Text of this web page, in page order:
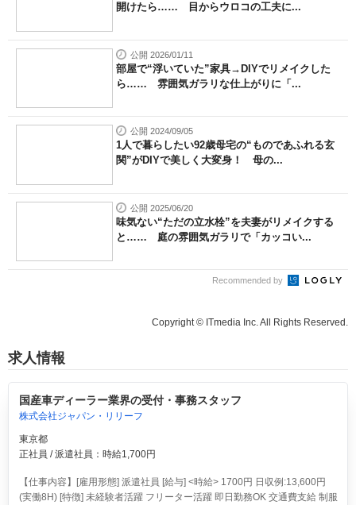
開けたら…… 目からウロコの工夫に...
公開 2026/01/11
部屋で“浮いていた”家具→DIYでリメイクした
ら…… 雰囲気ガラリな仕上がりに「...
公開 2024/09/05
1人で暮らしたい92歳母宅の“ものであふれる玄
関”がDIYで美しく大変身！ 母の...
公開 2025/06/20
味気ない“ただの立水栓”を夫妻がリメイクする
と…… 庭の雰囲気ガラリで「カッコい...
Recommended by
Copyright © ITmedia Inc. All Rights Reserved.
求人情報
国産車ディーラー業界の受付・事務スタッフ
株式会社ジャパン・リリーフ
東京都
正社員 / 派遣社員：時給1,700円
【仕事内容】[雇用形態] 派遣社員 [給与] <時給> 1700円 日収例:13,600円
(実働8H) [特徴] 未経験者活躍 フリーター活躍 即日勤務OK 交通費支給 制服